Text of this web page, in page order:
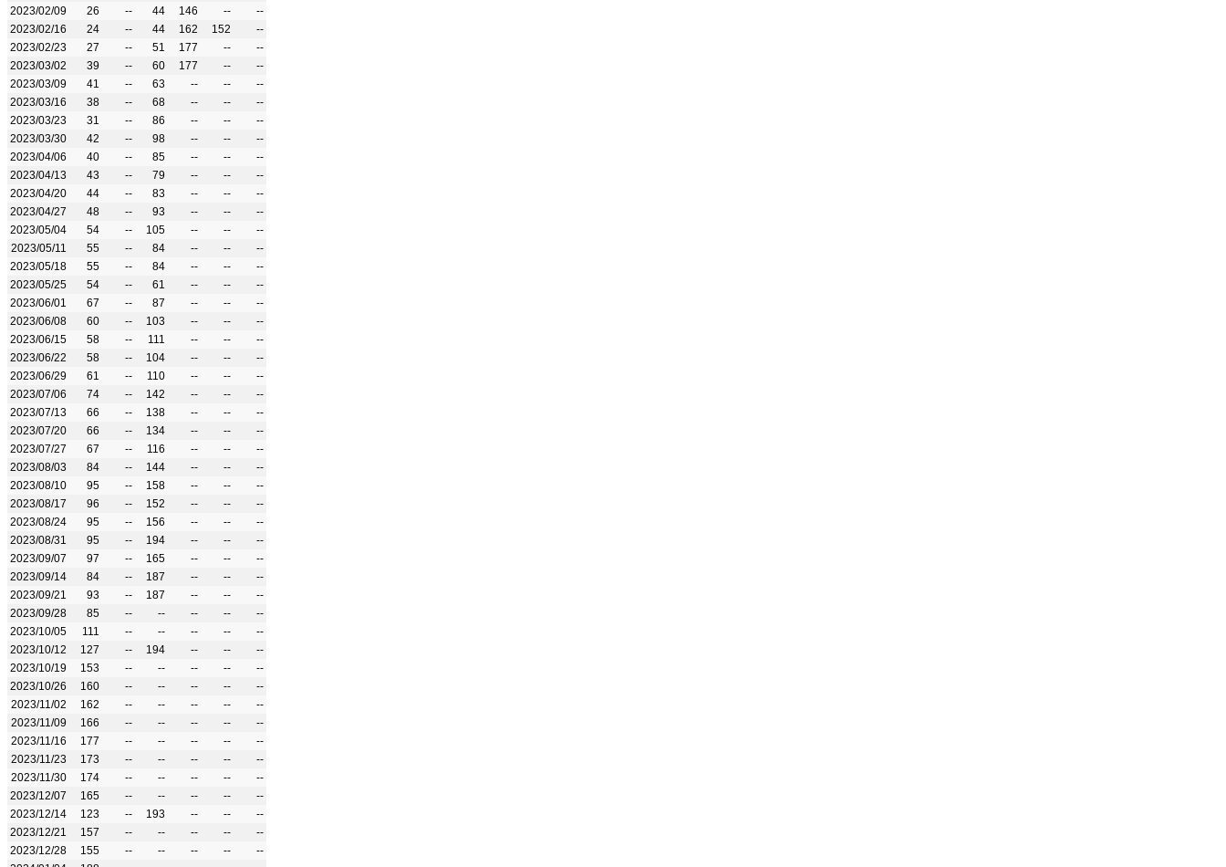
2023/02/09
26 -- 44 146 --
--
2023/02/16
24 -- 44 162 152
--
2023/02/23
27 -- 51 177 --
--
2023/03/02
39 -- 60 177 --
--
2023/03/09
41 -- 63 -- --
--
2023/03/16
38 -- 68 -- --
--
2023/03/23
31 -- 86 -- --
--
2023/03/30
42 -- 98 -- --
--
2023/04/06
40 -- 85 -- --
--
2023/04/13
43 -- 79 -- --
--
2023/04/20
44 -- 83 -- --
--
2023/04/27
48 -- 93 -- --
--
2023/05/04
54 -- 105 -- --
--
2023/05/11
55 -- 84 -- --
--
2023/05/18
55 -- 84 -- --
--
2023/05/25
54 -- 61 -- --
--
2023/06/01
67 -- 87 -- --
--
2023/06/08
60 -- 103 -- --
--
2023/06/15
58 -- 111 -- --
--
2023/06/22
58 -- 104 -- --
--
2023/06/29
61 -- 110 -- --
--
2023/07/06
74 -- 142 -- --
--
2023/07/13
66 -- 138 -- --
--
2023/07/20
66 -- 134 -- --
--
2023/07/27
67 -- 116 -- --
--
2023/08/03
84 -- 144 -- --
--
2023/08/10
95 -- 158 -- --
--
2023/08/17
96 -- 152 -- --
--
2023/08/24
95 -- 156 -- --
--
2023/08/31
95 -- 194 -- --
--
2023/09/07
97 -- 165 -- --
--
2023/09/14
84 -- 187 -- --
--
2023/09/21
93 -- 187 -- --
--
2023/09/28
85 -- -- -- --
--
2023/10/05
111 -- -- -- --
--
2023/10/12
127 -- 194 -- --
--
2023/10/19
153 -- -- -- --
--
2023/10/26
160 -- -- -- --
--
2023/11/02
162 -- -- -- --
--
2023/11/09
166 -- -- -- --
--
2023/11/16
177 -- -- -- --
--
2023/11/23
173 -- -- -- --
--
2023/11/30
174 -- -- -- --
--
2023/12/07
165 -- -- -- --
--
2023/12/14
123 -- 193 -- --
--
2023/12/21
157 -- -- -- --
--
2023/12/28
155 -- -- -- --
--